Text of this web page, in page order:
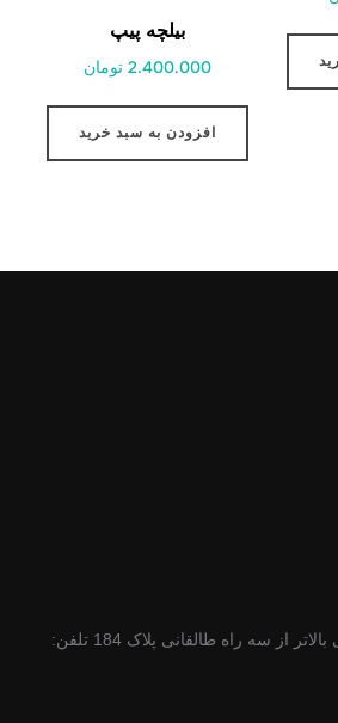
بیلچه پیپ
2.400.000 تومان
افزودن به سبد خرید
نشانی: تهران خ شریعتی بالاتر از سه راه طالقانی پلاک 184 تلفن: